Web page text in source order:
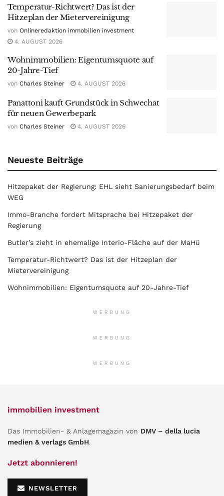
Temperatur-Richtwert? Das ist der
Hitzeplan der Mietervereinigung
von Onlineredaktion immobilien investment
4. AUGUST 2026
Wohnimmobilien: Eigentumsquote auf
20-Jahre-Tief
von Charles Steiner 4. AUGUST 2026
Panattoni kauft Grundstück in Schwechat
für neuen Gewerbepark
von Charles Steiner 4. AUGUST 2026
Neueste Beiträge
Hitzepaket der Regierung: EHL sieht Sanierungsbedarf beim
WEG
Immo-Branche fordert Mitsprache bei Hitzepaket der
Regierung
Butler’s zieht in ehemalige Interio-Fläche auf der MaHü
Temperatur-Richtwert? Das ist der Hitzeplan der
Mietervereinigung
Wohnimmobilien: Eigentumsquote auf 20-Jahre-Tief
WERBUNG
WERBUNG
WERBUNG
immobilien investment
Das Immobilien- & Anlagemagazin von DMV – della lucia
medien & verlags GmbH.
Jetzt abonnieren!
NEWSLETTER